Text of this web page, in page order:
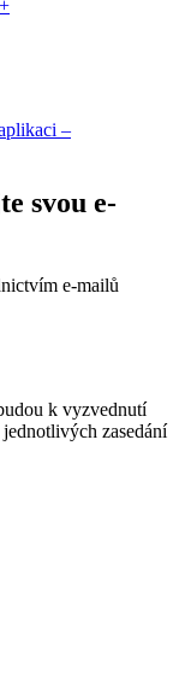
–
svou e-
e-mailů
k vyzvednutí
zasedání